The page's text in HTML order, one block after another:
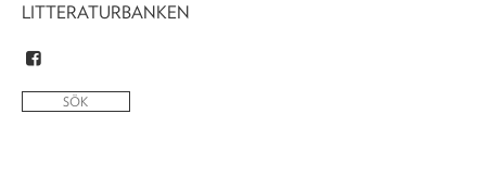
LITTERATURBANKEN